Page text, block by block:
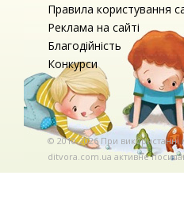
Правила користування
Реклама на сайті
Благодійність
Конкурси
© 2010-2026 При використаннi
ditvora.com.ua активне